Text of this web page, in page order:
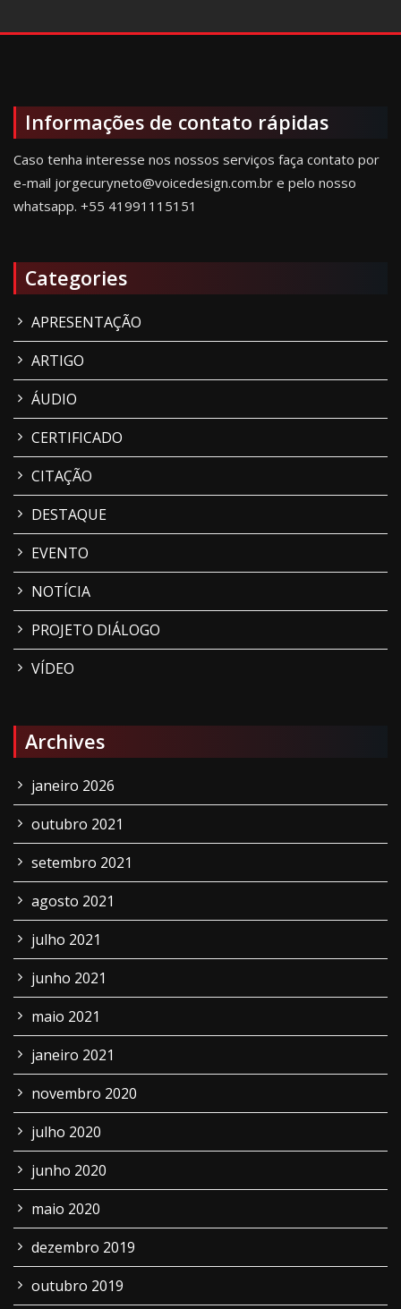
Informações de contato rápidas
Caso tenha interesse nos nossos serviços faça contato por
e-mail jorgecuryneto@voicedesign.com.br e pelo nosso
whatsapp. +55 41991115151
Categories
APRESENTAÇÃO
ARTIGO
ÁUDIO
CERTIFICADO
CITAÇÃO
DESTAQUE
EVENTO
NOTÍCIA
PROJETO DIÁLOGO
VÍDEO
Archives
janeiro 2026
outubro 2021
setembro 2021
agosto 2021
julho 2021
junho 2021
maio 2021
janeiro 2021
novembro 2020
julho 2020
junho 2020
maio 2020
dezembro 2019
outubro 2019